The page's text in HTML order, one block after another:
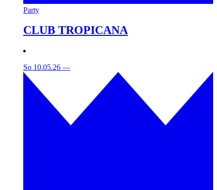
Party
CLUB TROPICANA
So 10.05.26 —